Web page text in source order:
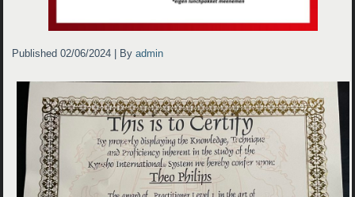
Published 02/06/2024 By admin